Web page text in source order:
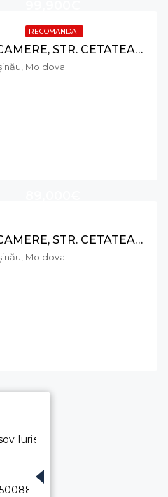
RECOMANDAT
APARTAMENT CU 2 CAMERE, STR. CETATEA ALBA, BOTANICA
Moldova
APARTAMENT CU 3 CAMERE, STR. CETATEA ALBĂ, BOTANICA
Moldova
Iurie